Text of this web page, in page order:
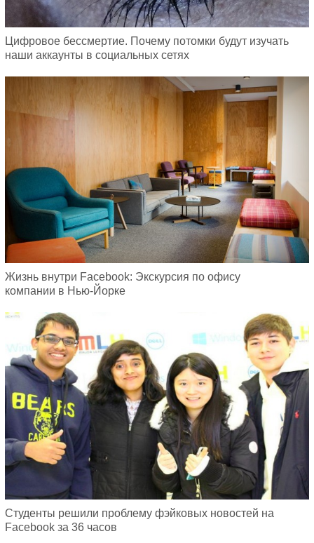
Цифровое бессмертие. Почему потомки будут изучать
наши аккаунты в социальных сетях
Жизнь внутри Facebook: Экскурсия по офису
компании в Нью-Йорке
Студенты решили проблему фэйковых новостей на
Facebook за 36 часов